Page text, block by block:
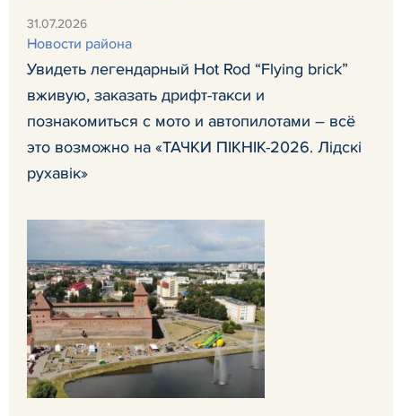
31.07.2026
Новости района
Увидеть легендарный Hot Rod “Flying brick”
вживую, заказать дрифт-такси и
познакомиться с мото и автопилотами – всё
это возможно на «ТАЧКИ ПІКНІК-2026. Лідскі
рухавік»